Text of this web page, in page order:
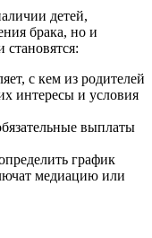
детей,
брака, но и
с кем из родителей
интересы и условия
выплаты
график
медиацию или